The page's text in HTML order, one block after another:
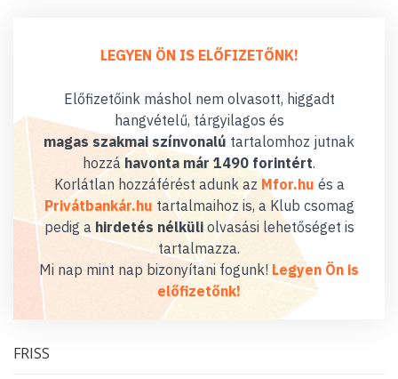
LEGYEN ÖN IS ELŐFIZETŐNK!
Előfizetőink máshol nem olvasott, higgadt
hangvételű, tárgyilagos és
magas szakmai színvonalú tartalomhoz jutnak
hozzáhavonta már 1490 forintért.
Korlátlan hozzáférést adunk az Mfor.hu és a
Privátbankár.hu tartalmaihoz is, a Klub csomag
pedig a hirdetés nélküliolvasási lehetőséget is
tartalmazza.
Mi nap mint nap bizonyítani fogunk! Legyen Ön is
előfizetőnk!
FRISS